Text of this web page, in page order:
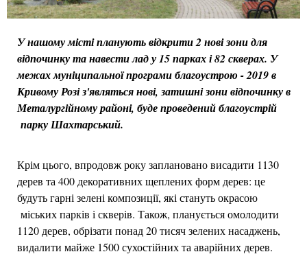
У нашому місті планують відкрити 2 нові зони для
відпочинку та навести лад у 15 парках і 82 скверах. У
межах муніципальної програми благоустрою - 2019 в
Кривому Розі з'являться нові, затишні зони відпочинку в
Металургійному районі, буде проведений благоустрій
парку Шахтарський.
Крім цього, впродовж року заплановано висадити 1130
дерев та 400 декоративних щеплених форм дерев: це
будуть гарні зелені композиції, які стануть окрасою
міських парків і скверів. Також, планується омолодити
1120 дерев, обрізати понад 20 тисяч зелених насаджень,
видалити майже 1500 сухостійних та аварійних дерев.